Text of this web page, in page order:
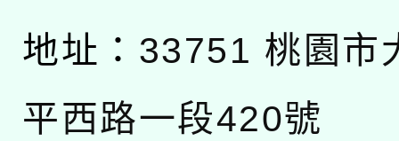
地址： 33751 桃園市
平西路一段420號